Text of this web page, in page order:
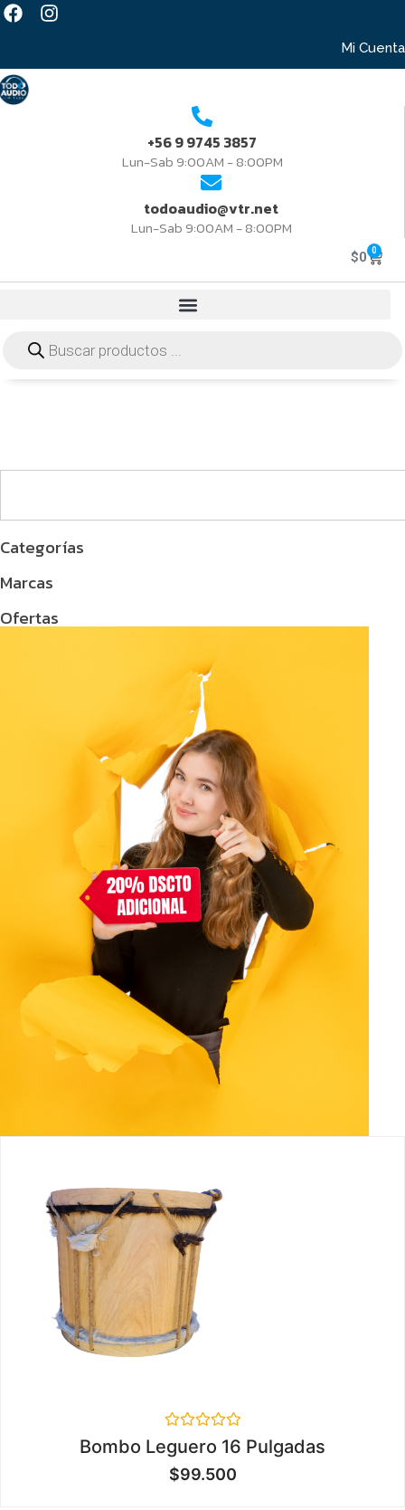
Mi Cuenta
+56 9 9745 3857
Lun-Sab 9:00AM - 8:00PM
todoaudio@vtr.net
Lun-Sab 9:00AM - 8:00PM
$0 0
Categorías
Marcas
Ofertas
en
0
de
Bombo Leguero 16 Pulgadas
$99.500